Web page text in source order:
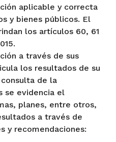
aplicable y correcta
y bienes públicos. El
los artículos 60, 61
a través de sus
los resultados de su
de la
se evidencia el
planes, entre otros,
a través de
y recomendaciones: